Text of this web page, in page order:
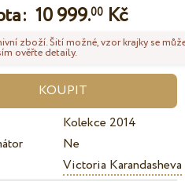
10 999.00 Kč
zboží. Šití možné, vzor krajky se
ověřte detaily.
Kolekce 2014
Ne
Victoria Karandasheva